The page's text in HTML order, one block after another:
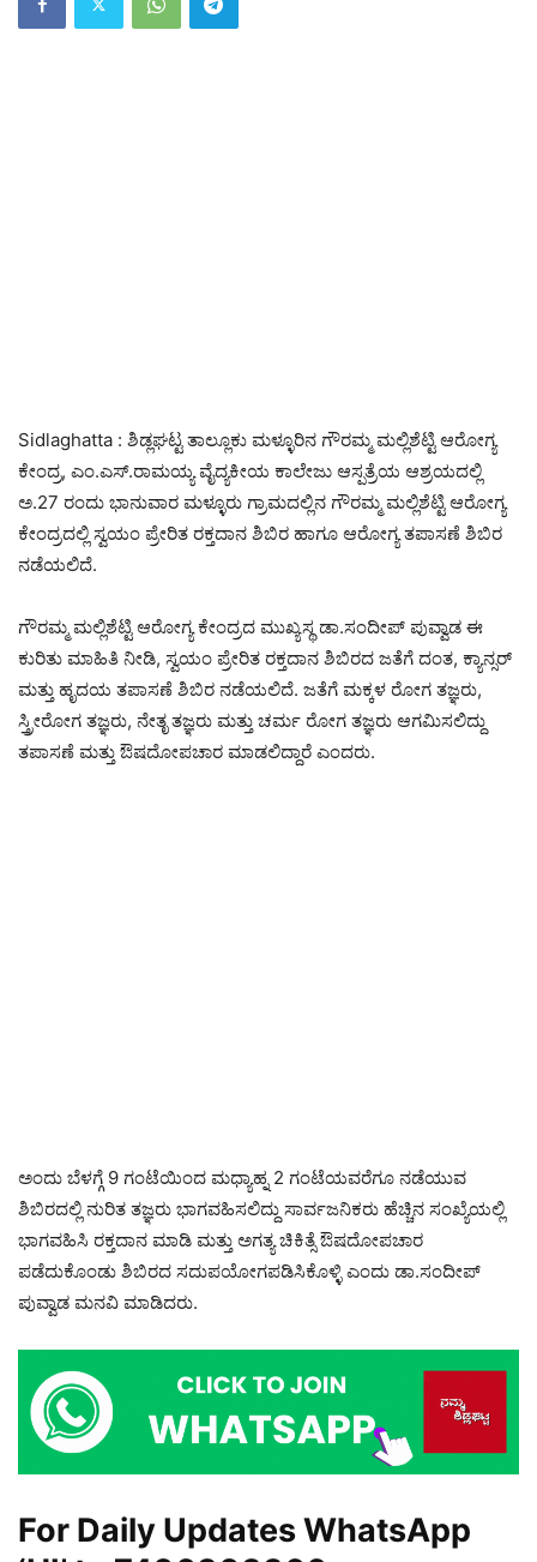
Sidlaghatta : ಶಿಡ್ಲಘಟ್ಟ ತಾಲ್ಲೂಕು ಮಳ್ಳೂರಿನ ಗೌರಮ್ಮ ಮಲ್ಲಿಶೆಟ್ಟಿ ಆರೋಗ್ಯ
ಕೇಂದ್ರ, ಎಂ.ಎಸ್.ರಾಮಯ್ಯ ವೈದ್ಯಕೀಯ ಕಾಲೇಜು ಆಸ್ಪತ್ರೆಯ ಆಶ್ರಯದಲ್ಲಿ
ಅ.27 ರಂದು ಭಾನುವಾರ ಮಳ್ಳೂರು ಗ್ರಾಮದಲ್ಲಿನ ಗೌರಮ್ಮ ಮಲ್ಲಿಶೆಟ್ಟಿ ಆರೋಗ್ಯ
ಕೇಂದ್ರದಲ್ಲಿ ಸ್ವಯಂ ಪ್ರೇರಿತ ರಕ್ತದಾನ ಶಿಬಿರ ಹಾಗೂ ಆರೋಗ್ಯ ತಪಾಸಣೆ ಶಿಬಿರ
ನಡೆಯಲಿದೆ.
ಗೌರಮ್ಮ ಮಲ್ಲಿಶೆಟ್ಟಿ ಆರೋಗ್ಯ ಕೇಂದ್ರದ ಮುಖ್ಯಸ್ಥ ಡಾ.ಸಂದೀಪ್ ಪುವ್ವಾಡ ಈ
ಕುರಿತು ಮಾಹಿತಿ ನೀಡಿ, ಸ್ವಯಂ ಪ್ರೇರಿತ ರಕ್ತದಾನ ಶಿಬಿರದ ಜತೆಗೆ ದಂತ, ಕ್ಯಾನ್ಸರ್
ಮತ್ತು ಹೃದಯ ತಪಾಸಣೆ ಶಿಬಿರ ನಡೆಯಲಿದೆ. ಜತೆಗೆ ಮಕ್ಕಳ ರೋಗ ತಜ್ಞರು,
ಸ್ತ್ರೀರೋಗ ತಜ್ಞರು, ನೇತೃ ತಜ್ಞರು ಮತ್ತು ಚರ್ಮ ರೋಗ ತಜ್ಞರು ಆಗಮಿಸಲಿದ್ದು
ತಪಾಸಣೆ ಮತ್ತು ಔಷದೋಪಚಾರ ಮಾಡಲಿದ್ದಾರೆ ಎಂದರು.
ಅಂದು ಬೆಳಗ್ಗೆ 9 ಗಂಟೆಯಿಂದ ಮಧ್ಯಾಹ್ನ 2 ಗಂಟೆಯವರೆಗೂ ನಡೆಯುವ
ಶಿಬಿರದಲ್ಲಿ ನುರಿತ ತಜ್ಞರು ಭಾಗವಹಿಸಲಿದ್ದು ಸಾರ್ವಜನಿಕರು ಹೆಚ್ಚಿನ ಸಂಖ್ಯೆಯಲ್ಲಿ
ಭಾಗವಹಿಸಿ ರಕ್ತದಾನ ಮಾಡಿ ಮತ್ತು ಅಗತ್ಯ ಚಿಕಿತ್ಸೆ ಔಷದೋಪಚಾರ
ಪಡೆದುಕೊಂಡು ಶಿಬಿರದ ಸದುಪಯೋಗಪಡಿಸಿಕೊಳ್ಳಿ ಎಂದು ಡಾ.ಸಂದೀಪ್
ಪುವ್ವಾಡ ಮನವಿ ಮಾಡಿದರು.
For Daily Updates WhatsApp